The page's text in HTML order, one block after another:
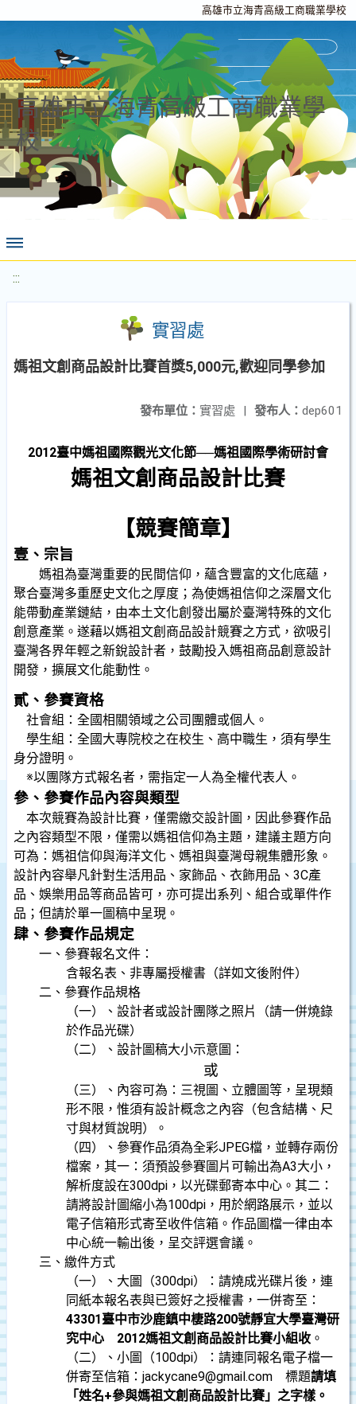
高雄市立海青高級工商職業學校
高雄市立海青高級工商職業學
校
:::
實習處
媽祖文創商品設計比賽首獎5,000元,歡迎同學參加
發布人： dep601
發布單位： 實習處 |
2012臺中媽祖國際觀光文化節──媽祖國際學術研討會
媽祖文創商品設計比賽
【競賽簡章】
壹、宗旨
媽祖為臺灣重要的民間信仰，蘊含豐富的文化底蘊，
聚合臺灣多重歷史文化之厚度；為使媽祖信仰之深層文化
能帶動產業鏈結，由本土文化創發出屬於臺灣特殊的文化
創意產業。遂藉以媽祖文創商品設計競賽之方式，欲吸引
臺灣各界年輕之新銳設計者，鼓勵投入媽祖商品創意設計
開發，擴展文化能動性。
貳、參賽資格
社會組：全國相關領域之公司團體或個人。
學生組：全國大專院校之在校生、高中職生，須有學生
身分證明。
※以團隊方式報名者，需指定一人為全權代表人。
參、參賽作品內容與類型
本次競賽為設計比賽，僅需繳交設計圖，因此參賽作品
之內容類型不限，僅需以媽祖信仰為主題，建議主題方向
可為：媽祖信仰與海洋文化、媽祖與臺灣母親集體形象。
設計內容舉凡針對生活用品、家飾品、衣飾用品、 3C產
品、娛樂用品等商品皆可，亦可提出系列、組合或單件作
品；但請於單一圖稿中呈現。
肆、參賽作品規定
一、參賽報名文件：
含報名表、非專屬授權書（詳如文後附件）
二、參賽作品規格
（一）、設計者或設計團隊之照片（請一併燒錄
於作品光碟）
（二）、設計圖稿大小示意圖：
或
（三）、內容可為：三視圖、立體圖等，呈現類
形不限，惟須有設計概念之內容（包含結構、尺
寸與材質說明）。
（四）、參賽作品須為全彩JPEG檔，並轉存兩份
檔案，其一：須預設參賽圖片可輸出為A3大小，
解析度設在300dpi ，以光碟郵寄本中心。其二：
請將設計圖縮小為100dpi ，用於網路展示，並以
電子信箱形式寄至收件信箱。作品圖檔一律由本
中心統一輸出後，呈交評選會議。
三、繳件方式
（一）、大圖（300dpi）：請燒成光碟片後，連
同紙本報名表與已簽好之授權書，一併寄至：
43301臺中市沙鹿鎮中棲路200號靜宜大學臺灣研
究中心 2012媽祖文創商品設計比賽小組收 。
（二）、小圖（100dpi）：請連同報名電子檔一
併寄至信箱：jackycane9@gmail.com 標題請填
「姓名+參與媽祖文創商品設計比賽」之字樣。